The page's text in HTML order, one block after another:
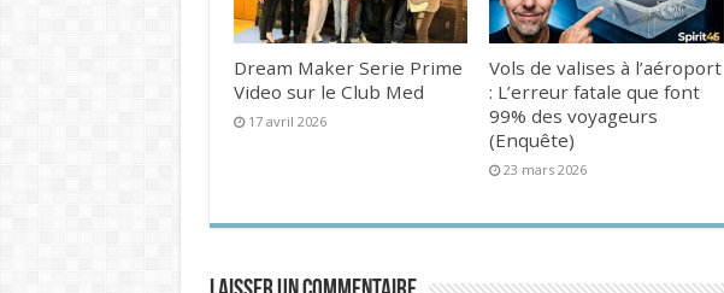
Dream Maker Serie Prime
Video sur le Club Med
17 avril 2026
Vols de valises à l’aéroport
: L’erreur fatale que font
99% des voyageurs
(Enquête)
23 mars 2026